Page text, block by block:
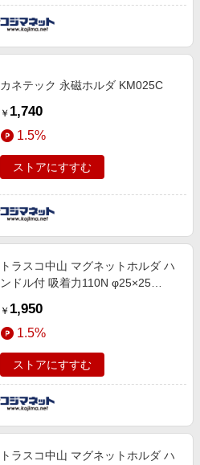
カネテック 永磁ホルダ KM025C
￥ 1,740
1.5%
ストアにすすむ
トラスコ中山 マグネットホルダ ハ
ンドル付 吸着力110N φ25×25
￥ 1,950
1.5%
ストアにすすむ
トラスコ中山 マグネットホルダ ハ